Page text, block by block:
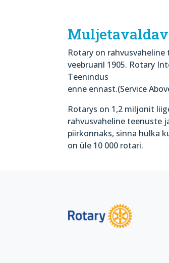
Rotary on
veebruaril 1905. Rotary
Teenindus
enne ennast.(Service
Rotarys on 1,2 miljonit
rahvusvaheline teenuste
piirkonnaks, sinna hulka
on üle 10 000 rotari.